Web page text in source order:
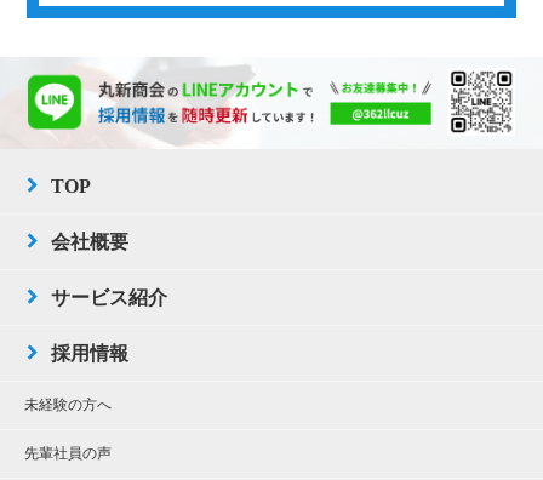
TOP
会社概要
サービス紹介
採用情報
未経験の方へ
先輩社員の声